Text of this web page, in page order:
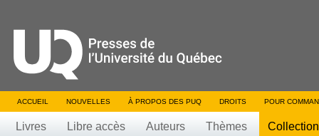
ACCUEIL NOUVELLES À PROPOS DES PUQ DROITS POUR
Livres Libre accès Auteurs Thèmes